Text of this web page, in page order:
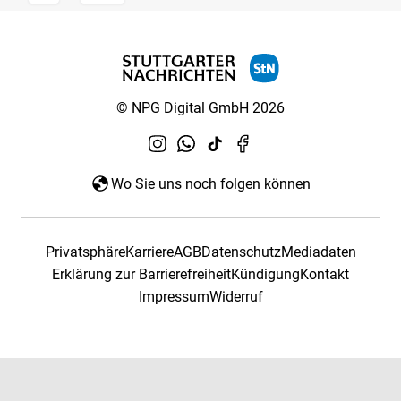
© NPG Digital GmbH 2026
Wo Sie uns noch folgen können
PrivatsphäreKarriereAGBDatenschutzMediadaten
Erklärung zur BarrierefreiheitKündigungKontakt
ImpressumWiderruf